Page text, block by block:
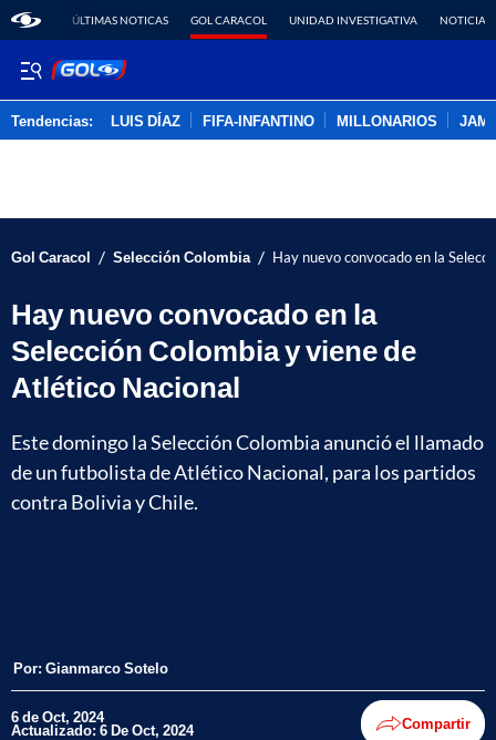
ÚLTIMAS NOTICAS GOL CARACOL UNIDAD INVESTIGATIVA NOTICIAS
Tendencias: LUIS DÍAZ FIFA-INFANTINO MILLONARIOS
Gol Caracol / Selección Colombia / Hay nuevo convocado en la
Hay nuevo convocado en la
Selección Colombia y viene de
Atlético Nacional
Este domingo la Selección Colombia anunció el llamado
de un futbolista de Atlético Nacional, para los partidos
contra Bolivia y Chile.
Por: Gianmarco Sotelo
6 de Oct, 2024
Actualizado: 6 De Oct, 2024 Compartir